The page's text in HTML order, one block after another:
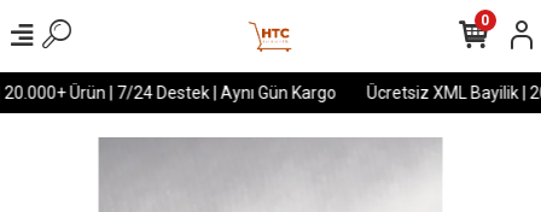
Ürün | 7/24 Destek | Aynı Gün Kargo Ücretsiz XML Bayilik |
0